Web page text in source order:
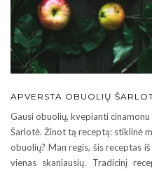
APVERSTA OBUOLIŲ
Gausi obuolių, kvepianti
Šarlotė. Žinot tą receptą: stiklinė
obuolių? Man regis, šis receptas
vienas skaniausių. Tradicinį